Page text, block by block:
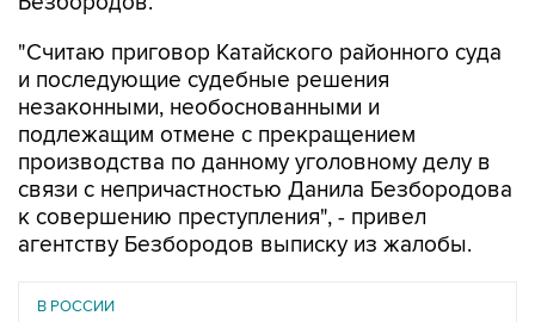
"Считаю приговор Катайского районного суда
и последующие судебные решения
незаконными, необоснованными и
подлежащим отмене с прекращением
производства по данному уголовному делу в
связи с непричастностью Данила Безбородова
к совершению преступления", - привел
агентству Безбородов выписку из жалобы.
В РОССИИ